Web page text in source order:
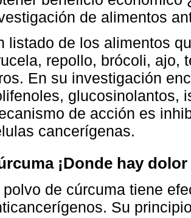
de alimentos
listado de los alimentos
repollo, brócoli, ajo,
En su investigación
glucosinolantos,
de acción es
cancerígenas.
¡Donde hay
polvo de cúrcuma tiene
Su